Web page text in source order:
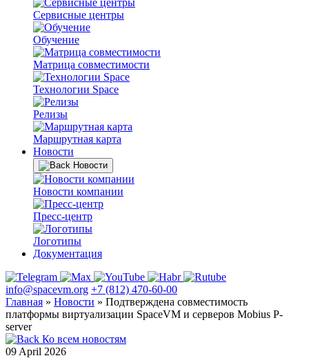
Сервисные центры
Обучение
Матрица совместимости
Технологии Space
Релизы
Маршрутная карта
Новости
Новости
Новости компании
Пресс-центр
Логотипы
Документация
info@spacevm.org +7 (812) 470-60-00
Главная » Новости » Подтверждена совместимость
платформы виртуализации SpaceVM и серверов Mobius P-
server
Ко всем новостям
09 April 2026